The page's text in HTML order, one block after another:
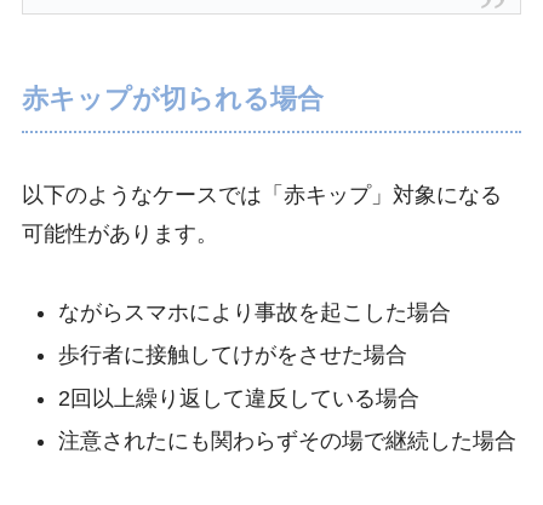
赤キップが切られる場合
以下のようなケースでは「赤キップ」対象になる
可能性があります。
ながらスマホにより事故を起こした場合
歩行者に接触してけがをさせた場合
2回以上繰り返して違反している場合
注意されたにも関わらずその場で継続した場合